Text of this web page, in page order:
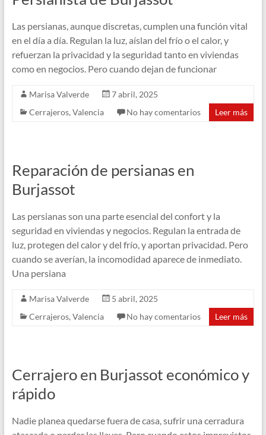
Las persianas, aunque discretas, cumplen una función vital
en el día a día. Regulan la luz, aíslan del frío o el calor, y
refuerzan la privacidad y la seguridad tanto en viviendas
como en negocios. Pero cuando dejan de funcionar
Marisa Valverde
7 abril, 2025
Cerrajeros, Valencia No hay comentarios Leer más
Reparación de persianas en
Burjassot
Las persianas son una parte esencial del confort y la
seguridad en viviendas y negocios. Regulan la entrada de
luz, protegen del calor y del frío, y aportan privacidad. Pero
cuando se averían, la incomodidad aparece de inmediato.
Una persiana
Marisa Valverde
5 abril, 2025
Cerrajeros, Valencia No hay comentarios Leer más
Cerrajero en Burjassot económico y
rápido
Nadie planea quedarse fuera de casa, sufrir una cerradura